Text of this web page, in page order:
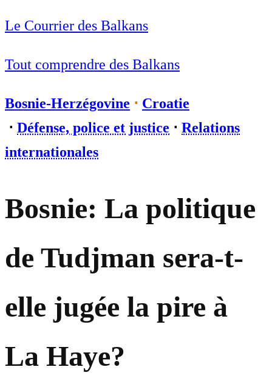
Le Courrier des Balkans
Tout comprendre des Balkans
Bosnie-Herzégovine ⋅ Croatie
⋅ Défense, police et justice ⋅ Relations
internationales
Bosnie: La politique
de Tudjman sera-t-
elle jugée la pire à
La Haye?